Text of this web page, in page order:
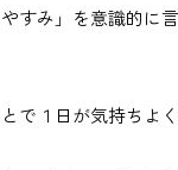
すみ」を意識的に
で１日が気持ちよく